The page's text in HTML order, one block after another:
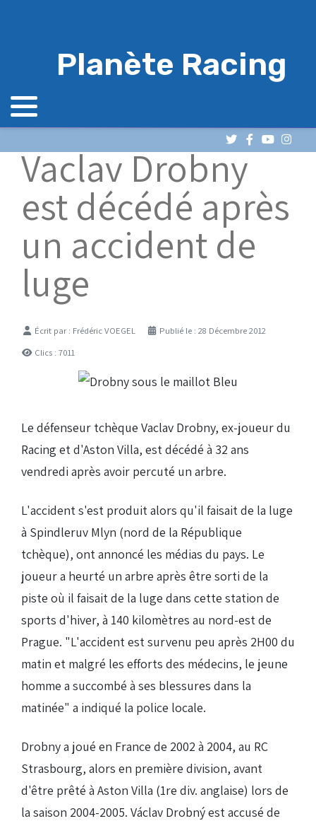
Planète Racing
Vaclav Drobny
est décédé après
un accident de
luge
DétailsÉcrit par : Frédéric VOEGEL
Publié le : 28 Décembre 2012
Clics : 7011
Le défenseur tchèque Vaclav Drobny, ex-joueur du
Racing et d'Aston Villa, est décédé à 32 ans
vendredi après avoir percuté un arbre.
L'accident s'est produit alors qu'il faisait de la luge
à Spindleruv Mlyn (nord de la République
tchèque), ont annoncé les médias du pays. Le
joueur a heurté un arbre après être sorti de la
piste où il faisait de la luge dans cette station de
sports d'hiver, à 140 kilomètres au nord-est de
Prague. "L'accident est survenu peu après 2H00 du
matin et malgré les efforts des médecins, le jeune
homme a succombé à ses blessures dans la
matinée" a indiqué la police locale.
Drobny a joué en France de 2002 à 2004, au RC
Strasbourg, alors en première division, avant
d'être prêté à Aston Villa (1re div. anglaise) lors de
la saison 2004-2005. Václav Drobný est accusé de